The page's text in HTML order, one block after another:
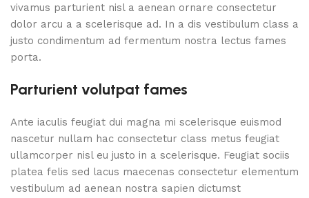
vivamus parturient nisl a aenean ornare consectetur
dolor arcu a a scelerisque ad. In a dis vestibulum class a
justo condimentum ad fermentum nostra lectus fames
porta.
Parturient volutpat fames
Ante iaculis feugiat dui magna mi scelerisque euismod
nascetur nullam hac consectetur class metus feugiat
ullamcorper nisl eu justo in a scelerisque. Feugiat sociis
platea felis sed lacus maecenas consectetur elementum
vestibulum ad aenean nostra sapien dictumst